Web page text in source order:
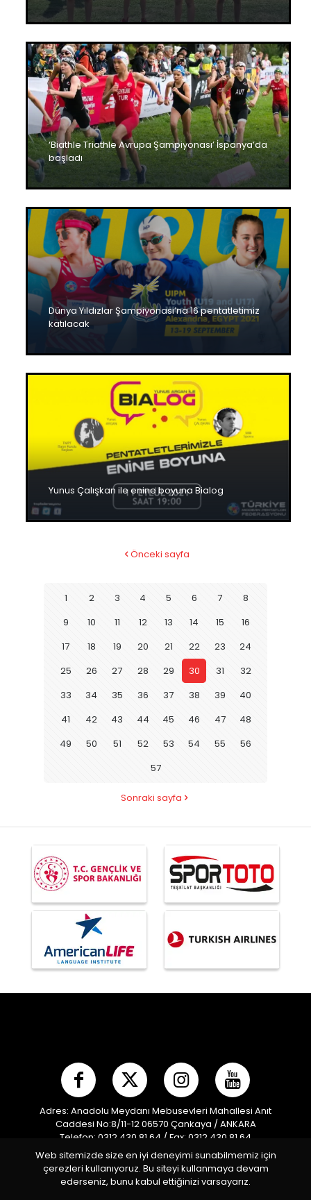
‘Biathle Triathle Avrupa Şampiyonası’ İspanya’da
başladı
Dünya Yıldızlar Şampiyonası’na 16 pentatletimiz
katılacak
Yunus Çalışkan ile enine boyuna Bialog
Önceki sayfa
1 2 3 4 5 6 7
8
9
10 11 12 13 14 15
16
17
18 19 20 21 22 23
24
25
26 27 28 29 30 31
32
33
34 35 36 37 38 39
40
41
42 43 44 45 46 47
48
49
50 51 52 53 54 55
56
57
Sonraki sayfa
Adres: Anadolu Meydanı Mebusevleri Mahallesi Anıt
Caddesi No:8/11-12 06570 Çankaya / ANKARA
Telefon: 0312 430 81 64 / Fax: 0312 430 81 64
E-posta: info@mpf.org.tr/ Kep Adresi:
modernpentatlonfederasyonu@hs01.kep.tr
Türkiye Modern Pentatlon Federasyonu © 2026 Tüm
Hakları Saklıdır
Web sitemizde size en iyi deneyimi sunabilmemiz için
çerezleri kullanıyoruz. Bu siteyi kullanmaya devam
ederseniz, bunu kabul ettiğinizi varsayarız.